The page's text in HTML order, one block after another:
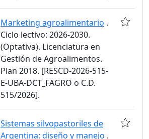
Marketing agroalimentario .
Ciclo lectivo: 2026-2030.
(Optativa). Licenciatura en
Gestión de Agroalimentos.
Plan 2018. [RESCD-2026-515-
E-UBA-DCT_FAGRO o C.D.
515/2026].
Sistemas silvopastoriles de
Argentina: diseño y manejo .